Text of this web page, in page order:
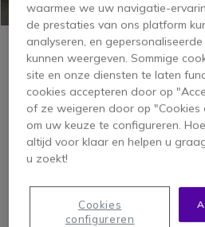
Wij begrijpen dat de kosten/
investering van prioritair belang is
waardoor wij er alles aan doen
wij de meest competitieve prijzen
team voert
wekelijkse
klanten de meest
concurrerende
kunnen bieden. Er zijn geen
bij Onedirect bestelt. Alle prijzen
prijs incl. BTW zien in uw
Onedirect garandeert:
waarmee we uw navigatie-
de prestaties van ons platform
analyseren, en
kunnen weergeven. Sommige
site en onze diensten te laten
cookies accepteren door op
of ze weigeren door op "Cookies
om uw keuze te configureren.
altijd voor klaar en helpen u
u zoekt!
Cookies
configureren